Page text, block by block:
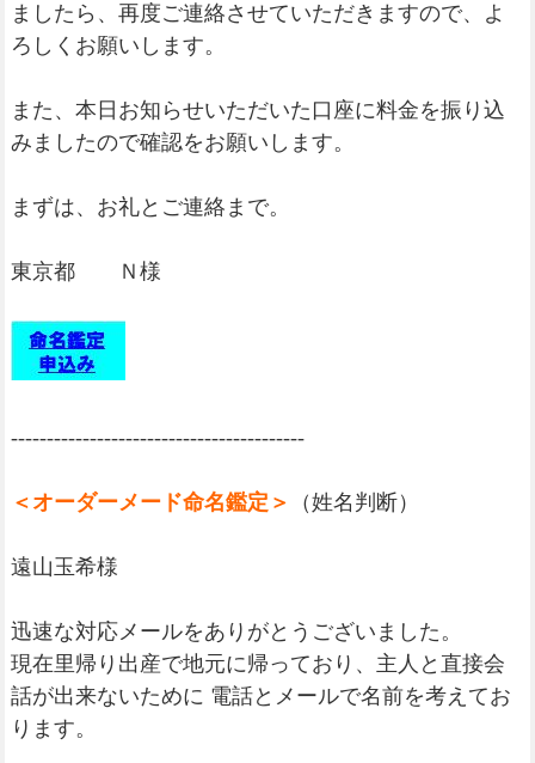
ましたら、再度ご連絡させていただきますので、よ
ろしくお願いします。
また、本日お知らせいただいた口座に料金を振り込
みましたので確認をお願いします。
まずは、お礼とご連絡まで。
東京都 Ｎ様
-----------------------------------------
＜オーダーメード命名鑑定＞ （姓名判断）
遠山玉希様
迅速な対応メールをありがとうございました。
現在里帰り出産で地元に帰っており、主人と直接会
話が出来ないために 電話とメールで名前を考えてお
ります。